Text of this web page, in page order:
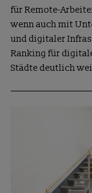
für Remote-
wenn auch mit
und digitaler
Ranking für
Städte deutlich